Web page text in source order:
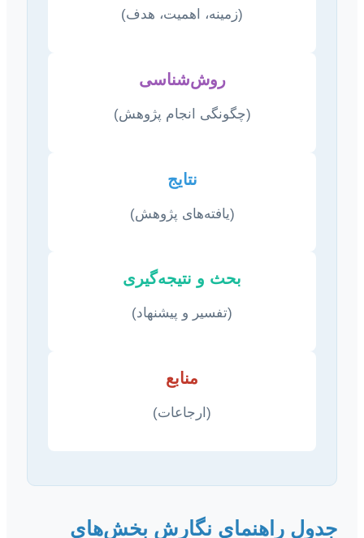
(زمینه، اهمیت، هدف)
روش‌شناسی
(چگونگی انجام پژوهش)
نتایج
(یافته‌های پژوهش)
بحث و نتیجه‌گیری
(تفسیر و پیشنهاد)
منابع
(ارجاعات)
جدول راهنمای نگارش بخش‌های